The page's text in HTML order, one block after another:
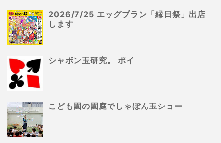
2026/7/25 エッグプラン「縁日祭」出店
します
シャボン玉研究。 ポイ
こども園の園庭でしゃぼん玉ショー